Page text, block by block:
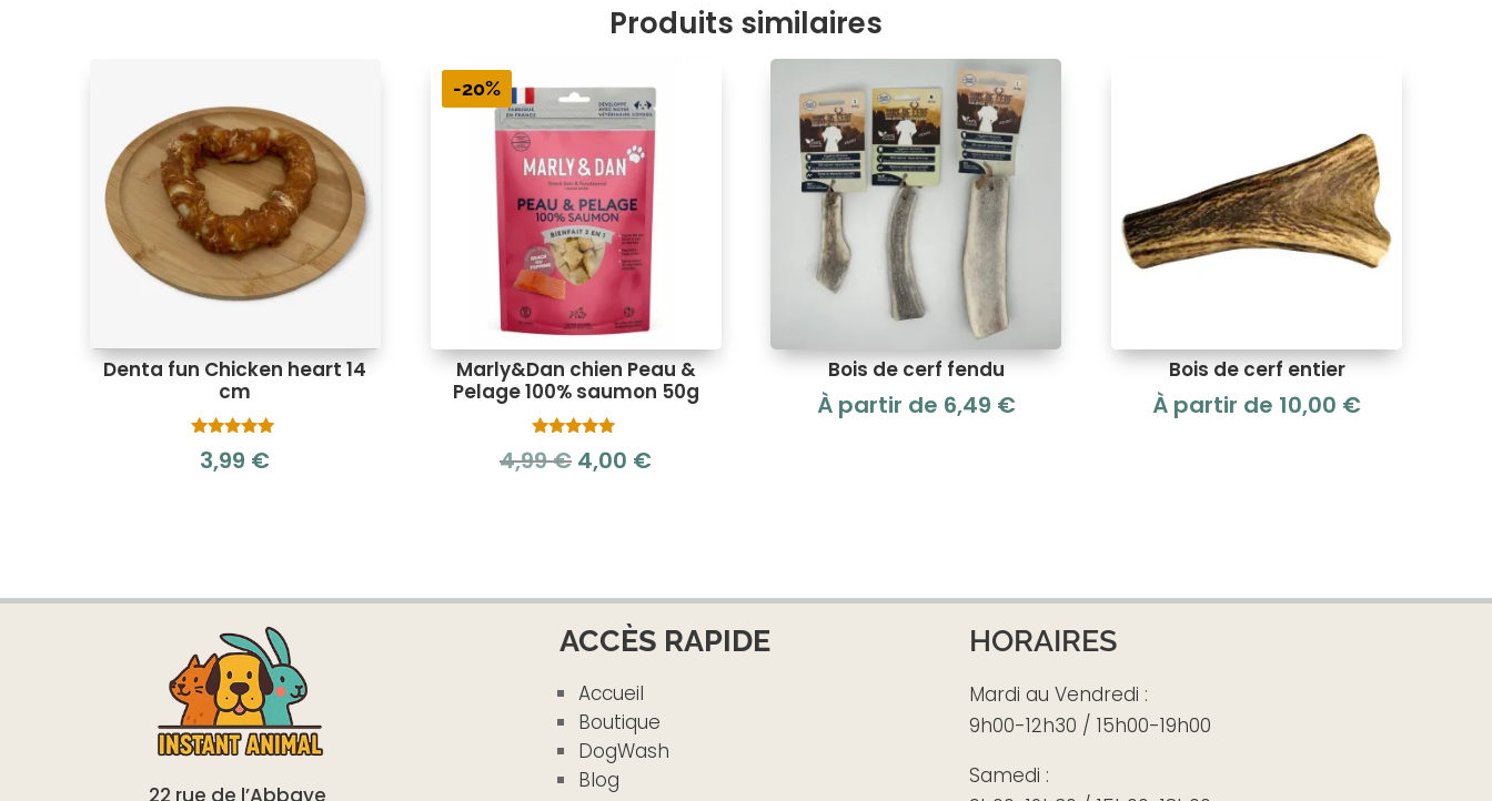
Produits similaires
Denta fun Chicken heart 14
cm
Note
5.00
3,99 €
-20%
Marly&Dan chien Peau &
Pelage 100% saumon 50g
5.00
4,99€ Le
4,00 €Le
Bois de cerf fendu
À partir de 6,49 €
Bois de cerf entier
À partir de 10,00 €
22 rue de l’Abbaye
ACCÈS RAPIDE
Accueil
Boutique
DogWash
Blog
HORAIRES
Mardi au Vendredi :
9h00-12h30 / 15h00-19h00
Samedi :